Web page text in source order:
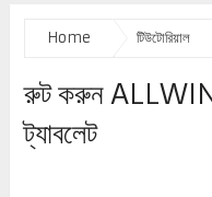
Home টিউটোরিয়াল
রুট করুন
ট্যাবলেট